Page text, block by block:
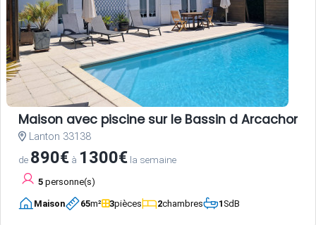
Maison avec piscine sur le Bassin d Arcachon
Lanton 33138
de 890€ à 1300€ la semaine
5 personne(s)
Maison 65m² 3pièces 2chambres 1SdB